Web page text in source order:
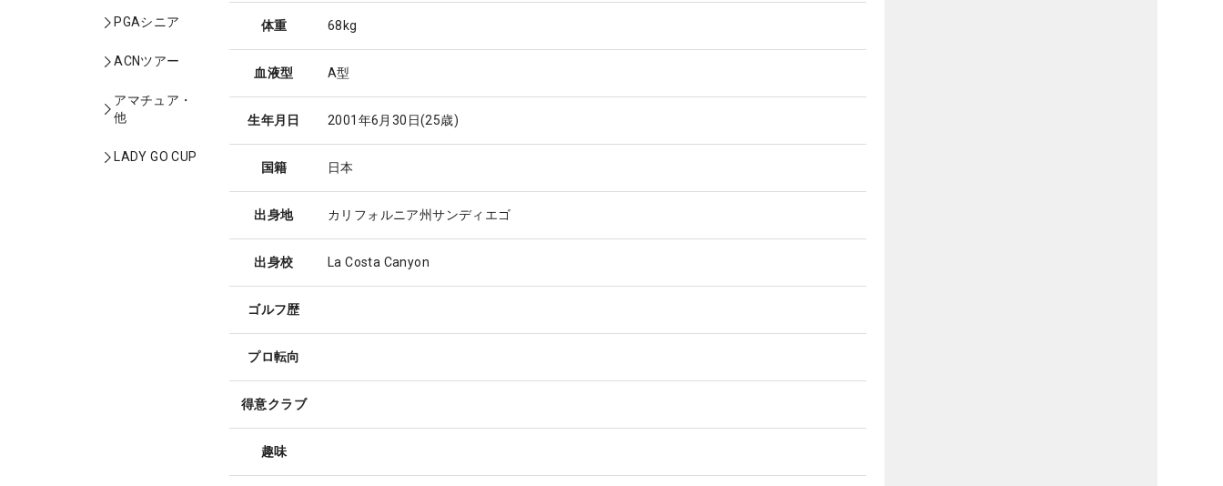
PGAシニア
ACNツアー
アマチュア・
他
LADY GO CUP
体重 68kg
血液型 A型
生年月日 2001年6月30日(25歳)
国籍 日本
出身地 カリフォルニア州サンディエゴ
出身校 La Costa Canyon
ゴルフ歴
プロ転向
得意クラブ
趣味